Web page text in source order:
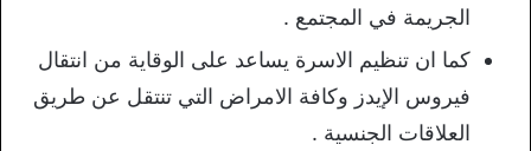
الجريمة في المجتمع .
كما ان تنظيم الاسرة يساعد على الوقاية من انتقال
فيروس الإيدز وكافة الامراض التي تنتقل عن طريق
العلاقات الجنسية .